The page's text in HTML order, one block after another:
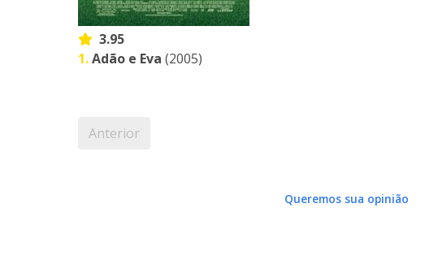
3.95
1.Adão e Eva (2005)
Anterior
Queremos sua opinião